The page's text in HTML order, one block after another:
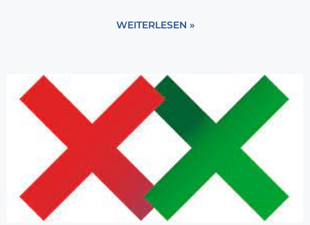
WEITERLESEN »